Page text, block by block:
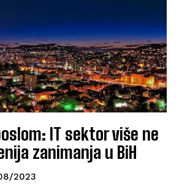
IT sektor više ne
zanimanja u BiH
2023